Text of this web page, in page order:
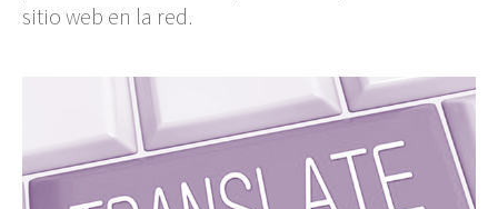
sitio web en la red.